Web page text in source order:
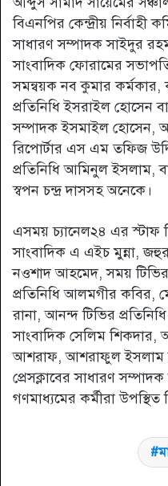
বিএনপির কেন্দ্রীয়
সাধারণ সম্পাদক সাইদুর
সাংবাদিক ফোরামের
সমন্বয়ক নব কুমার কর্মকার,
প্রতিনিধি ইসরাইল হোসেন
সম্পাদক ইসমাইল হোসেন,
রিপোর্টার এস এম তফিজ
প্রতিনিধি আমিনুল ইসলাম,
স্বপন চন্দ্র দাসসহ অনেকে।
এসময় চ্যানেল২৪ এর স্টাফ
সাংবাদিক এ এইচ মুন্না,
নওশাদ আহমেদ, সময়
প্রতিনিধি আলমগীর কবির,
রানা, আনন্দ টিভির
সাংবাদিক সেলিম
আশরাফ, আশরাফুল ইসলাম
প্রেসক্লাবের সাধারণ
গণমাধ্যমের কর্মীরা উপস্থিত